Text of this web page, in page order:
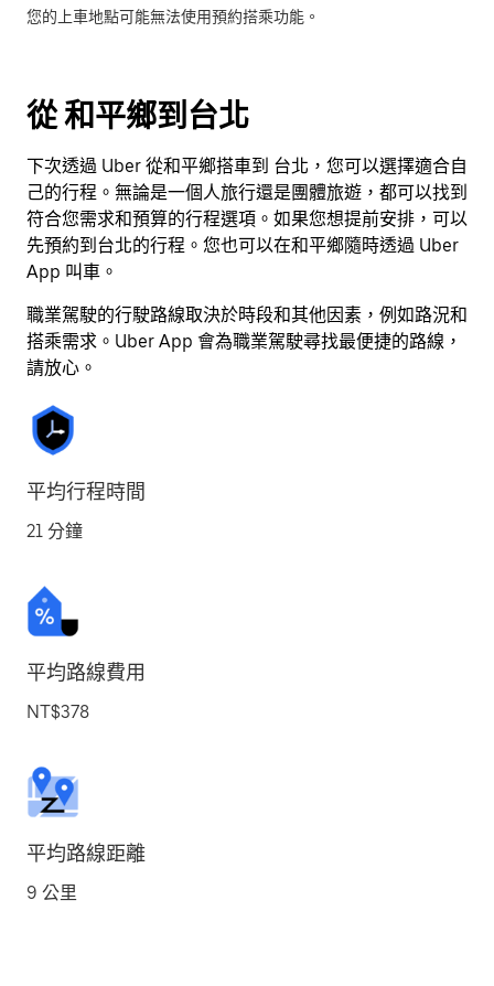
擇
按
離
開
按
鈕
即
可
關
閉
行
事
您的上車地點可能無法使用預約搭乘功能。
從 和平鄉到台北
下次透過 Uber 從和平鄉搭車到 台北，您可以選擇適合自
己的行程。無論是一個人旅行還是團體旅遊，都可以找到
符合您需求和預算的行程選項。如果您想提前安排，可以
先預約到台北的行程。您也可以在和平鄉隨時透過 Uber
App 叫車。
職業駕駛的行駛路線取決於時段和其他因素，例如路況和
搭乘需求。Uber App 會為職業駕駛尋找最便捷的路線，
請放心。
平均行程時間
21 分鐘
平均路線費用
NT$378
平均路線距離
9 公里